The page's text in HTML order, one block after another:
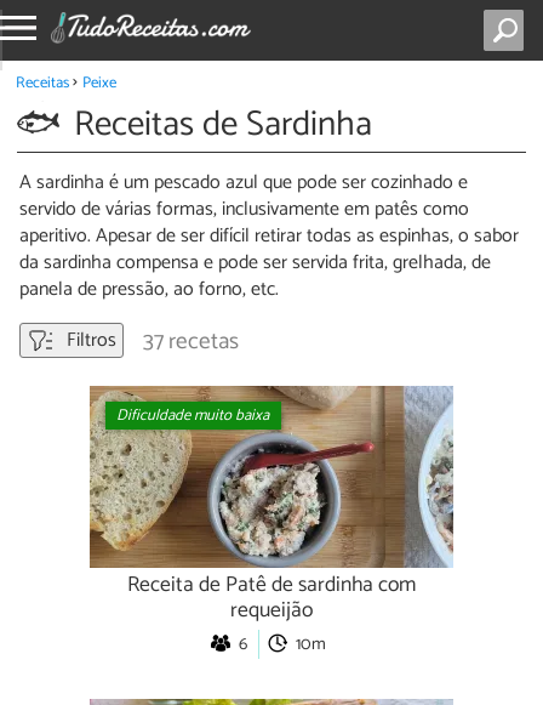
Receitas Peixe
Receitas de Sardinha
A sardinha é um pescado azul que pode ser cozinhado e
servido de várias formas, inclusivamente em patês como
aperitivo. Apesar de ser difícil retirar todas as espinhas, o sabor
da sardinha compensa e pode ser servida frita, grelhada, de
panela de pressão, ao forno, etc.
Filtros
37 recetas
Dificuldade muito baixa
Receita de Patê de sardinha com
requeijão
6 10m